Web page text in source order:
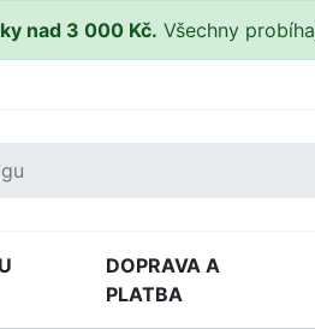
nad 3 000 Kč. Všechny
DOPRAVA A
PLATBA